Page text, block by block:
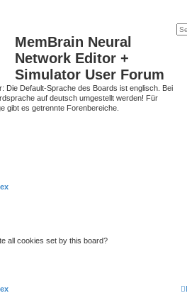
MemBrain Neural
Network Editor +
Simulator User Forum
Die Default-Sprache des Boards ist englisch. Bei
auf deutsch umgestellt werden! Für
gibt es getrennte Forenbereiche.
all cookies set by this board?